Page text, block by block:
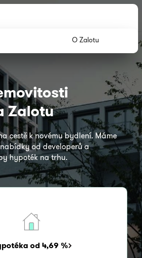
O Zalotu
Zalotu
cestě k novému bydlení. Máme
od developerů a
hypoték na trhu.
od 4,69 %